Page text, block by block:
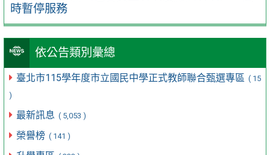
時暫停服務
依公告類別彙總
臺北市115學年度市立國民中學正式教師聯合甄選專區 ( 15
)
最新訊息 ( 5,053 )
榮譽榜 ( 141 )